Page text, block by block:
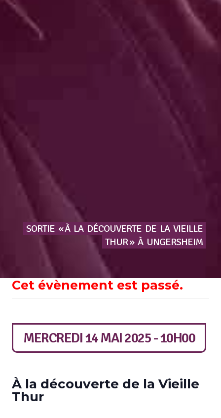
SORTIE « À LA DÉCOUVERTE DE LA VIEILLE
THUR » À UNGERSHEIM
Cet évènement est passé.
MERCREDI 14 MAI 2025 - 10H00
À la découverte de la Vieille
Thur